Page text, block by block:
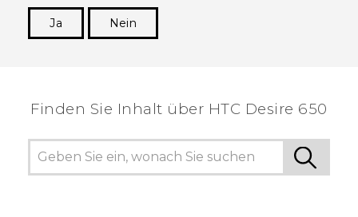
Ja
Nein
Finden Sie Inhalt über‎ HTC Desire 650